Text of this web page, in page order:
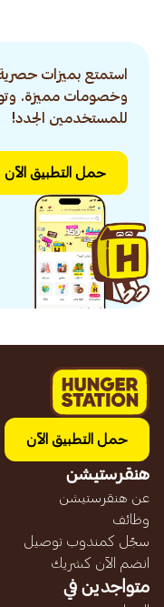
استمتع بميزات
وخصومات مميزة.
للمستخدمين الجدد!
حمل التطبيق الآن
حمل التطبيق الآن
هنقرستيشن
عن هنقرستيشن
وظائف
سجّل كمندوب توصيل
انضم الآن كشريك
متواجدين في